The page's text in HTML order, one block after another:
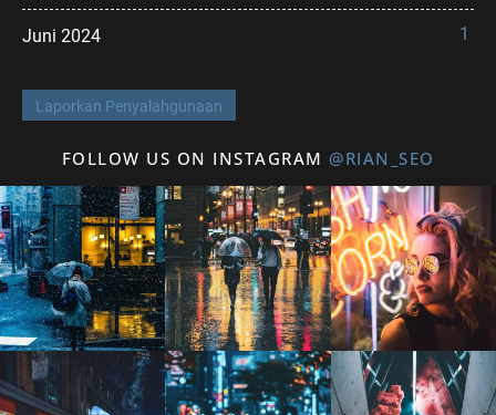
Juni 2024 1
Laporkan Penyalahgunaan
FOLLOW US ON INSTAGRAM @RIAN_SEO